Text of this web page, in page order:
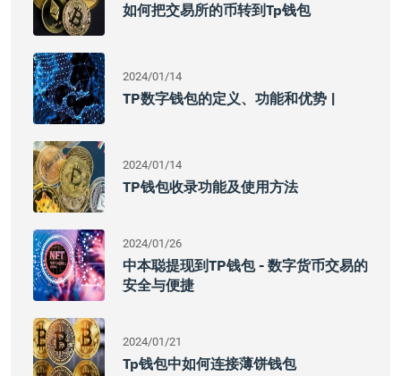
如何把交易所的币转到tp钱包
2024/01/14
TP数字钱包的定义、功能和优势 |
2024/01/14
TP钱包收录功能及使用方法
2024/01/26
中本聪提现到TP钱包 - 数字货币交易的
安全与便捷
2024/01/21
Tp钱包中如何连接薄饼钱包